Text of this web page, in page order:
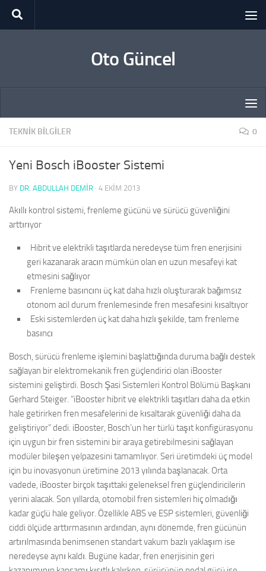
Skip to content
Oto Güncel
TEKNIK BILGILER 0
Yeni Bosch iBooster Sistemi
BY DR. ABDULLAH DEMİR · 4 EKIM 2013
Akıllı kontrol sistemi, frenleme gücünü ve sürücü güvenliğini
arttırıyor
 Hibrit ve elektrikli taşıtlarda neredeyse tüm fren enerjisini
geri kazanarak aracın mümkün olan en uzun mesafeyi kat
etmesini sağlıyor
 Frenleme basıncını üç kat daha hızlı oluşturarak bağımsız
otonom acil durum frenlemesinde fren mesafesini kısaltıyor
 Eski sistemlerden üç kat daha hızlı şekilde, tam frenleme
basıncı
Bosch, sürücü frenleme işlemini başlattığında duruma bağlı destek
sağlayan bir elektromekanik fren güçlendirici olan iBooster
sistemini geliştirdi. Bosch Şasi Sistemleri Kontrol Bölümü Başkanı
Gerhard Steiger. “iBooster hibrit ve elektrikli taşıtları daha da etkin
hale getirirken fren mesafelerini de kısaltarak güvenliği daha da
geliştiriyor” dedi. iBooster, Bosch’un her türlü taşıt konfigürasyonu
için uygun bir fren sistemini bir araya getirebilmesini sağlayan
modüler bileşen yelpazesini tamamlıyor. Seri üretimdeki üç model
için bu inovasyonun üretimine 2013 yılında başlanacak. Orta
vadede, iBooster birçok taşıttaki geleneksel fren güçlendiricilerin
yerini alacak. Son yıllarda, otomobil fren sistemleri hiç olmadığı
kadar güçlü hale geliyor. Özellikle ABS ve ESP sistemleri, güvenliği
ciddi ölçüde arttırmasının ardından, aynı dönemde, fren gücünün
artırılmasında benimsenen standart vakum bazlı yaklaşım ise
neredeyse aynı kaldı. Bugüne kadar, fren enerjisinin geri